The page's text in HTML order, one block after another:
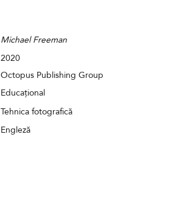
Michael Freeman
2020
Octopus Publishing Group
Educațional
Tehnica fotografică
Engleză